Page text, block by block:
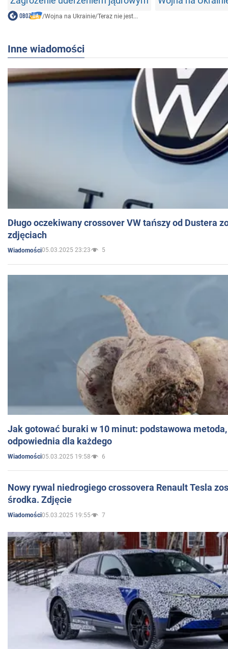
/Wojna na Ukrainie/Teraz nie jest...
Inne wiadomości
Długo oczekiwany crossover VW tańszy od Dustera
zdjęciach
Wiadomości05.03.2025 23:23 5
Jak gotować buraki w 10 minut: podstawowa
odpowiednia dla każdego
Wiadomości05.03.2025 19:58 6
Nowy rywal niedrogiego crossovera Renault Tesla
środka. Zdjęcie
Wiadomości05.03.2025 19:55 7